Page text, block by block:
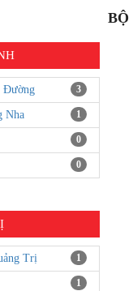
BỘ
Đường 3
Nha 1
0
0
Trị 1
1